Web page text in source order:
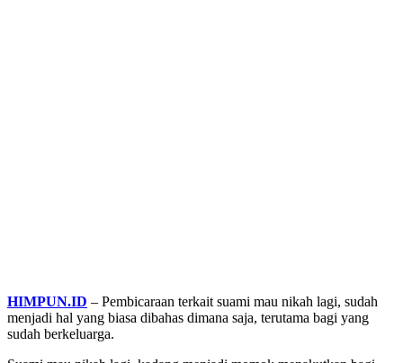
HIMPUN.ID – Pembicaraan terkait suami mau nikah lagi, sudah
menjadi hal yang biasa dibahas dimana saja, terutama bagi yang
sudah berkeluarga.